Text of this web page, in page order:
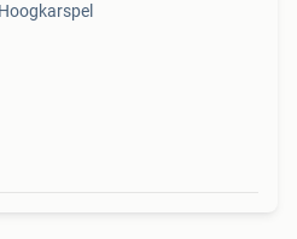
Hoogkarspel